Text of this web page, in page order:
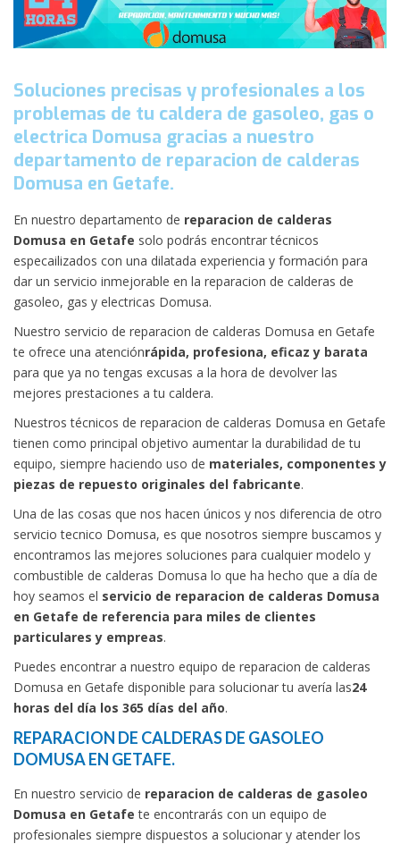
Soluciones precisas y profesionales a los
problemas de tu caldera de gasoleo, gas o
electrica Domusa gracias a nuestro
departamento de reparacion de calderas
Domusa en Getafe.
En nuestro departamento de reparacion de calderas
Domusa en Getafe solo podrás encontrar técnicos
especailizados con una dilatada experiencia y formación para
dar un servicio inmejorable en la reparacion de calderas de
gasoleo, gas y electricas Domusa.
Nuestro servicio de reparacion de calderas Domusa en Getafe
te ofrece una atenciónrápida, profesiona, eficaz y barata
para que ya no tengas excusas a la hora de devolver las
mejores prestaciones a tu caldera.
Nuestros técnicos de reparacion de calderas Domusa en Getafe
tienen como principal objetivo aumentar la durabilidad de tu
equipo, siempre haciendo uso de materiales, componentes y
piezas de repuesto originales del fabricante.
Una de las cosas que nos hacen únicos y nos diferencia de otro
servicio tecnico Domusa, es que nosotros siempre buscamos y
encontramos las mejores soluciones para cualquier modelo y
combustible de calderas Domusa lo que ha hecho que a día de
hoy seamos el servicio de reparacion de calderas Domusa
en Getafe de referencia para miles de clientes
particulares y empreas.
Puedes encontrar a nuestro equipo de reparacion de calderas
Domusa en Getafe disponible para solucionar tu avería las24
horas del día los 365 días del año.
REPARACION DE CALDERAS DE GASOLEO
DOMUSA EN GETAFE.
En nuestro servicio de reparacion de calderas de gasoleo
Domusa en Getafe te encontrarás con un equipo de
profesionales siempre dispuestos a solucionar y atender los